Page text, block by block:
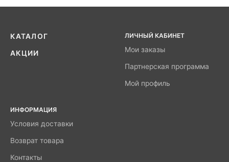
КАТАЛОГ
АКЦИИ
ЛИЧНЫЙ КАБИНЕТ
Мои заказы
Партнерская программа
Мой профиль
ИНФОРМАЦИЯ
Условия доставки
Возврат товара
Контакты